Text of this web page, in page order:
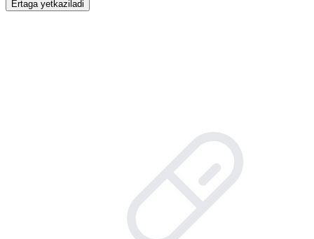
Ertaga yetkaziladi